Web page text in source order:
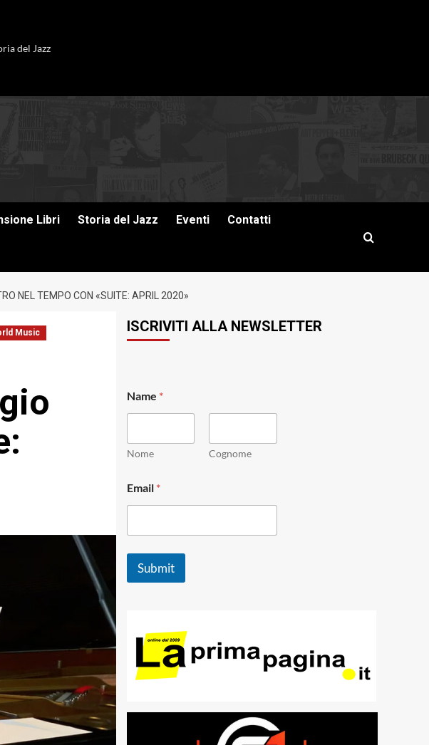
del Jazz
Libri Storia del Jazz Eventi Contatti
NEL TEMPO CON «SUITE: APRIL 2020»
Music ISCRIVITI ALLA NEWSLETTER
m
a
l
N
e
E
a
Name *
Nome Cognome
Email *
Submit